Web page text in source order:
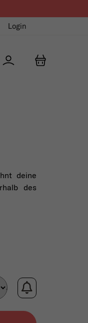
Login
deine
des